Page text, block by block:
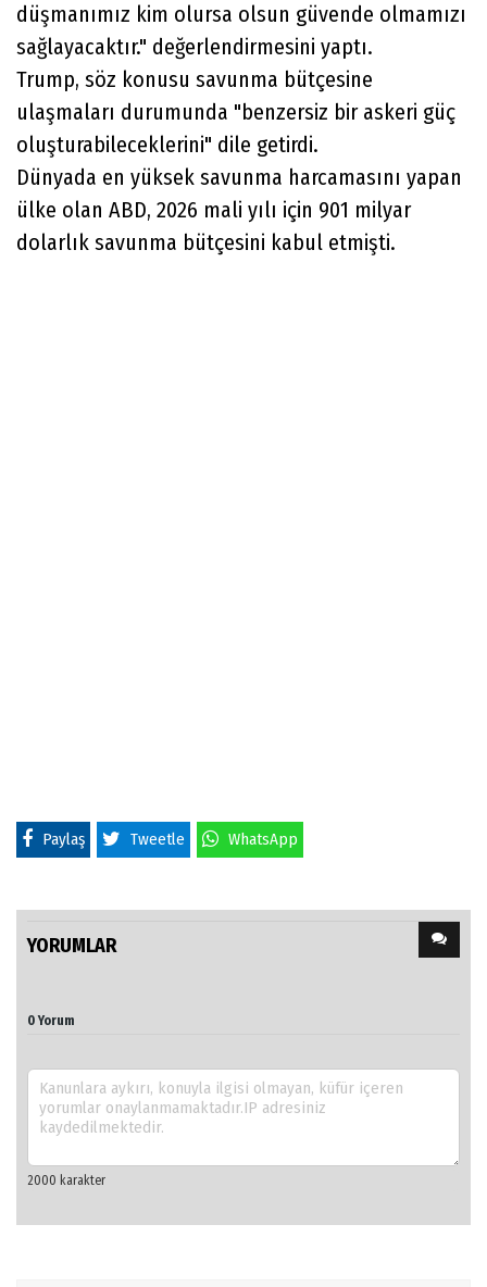
düşmanımız kim olursa olsun güvende olmamızı
sağlayacaktır." değerlendirmesini yaptı.
Trump, söz konusu savunma bütçesine
ulaşmaları durumunda "benzersiz bir askeri güç
oluşturabileceklerini" dile getirdi.
Dünyada en yüksek savunma harcamasını yapan
ülke olan ABD, 2026 mali yılı için 901 milyar
dolarlık savunma bütçesini kabul etmişti.
Paylaş Tweetle WhatsApp
YORUMLAR
0 Yorum